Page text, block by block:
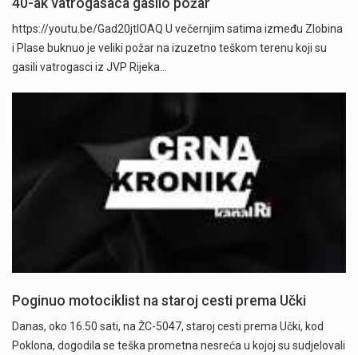
https://youtu.be/Gad20jtIOAQ U večernjim satima između Zlobina
i Plase buknuo je veliki požar na izuzetno teškom terenu koji su
gasili vatrogasci iz JVP Rijeka…
Poginuo motociklist na staroj cesti prema Učki
Danas, oko 16.50 sati, na ŽC-5047, staroj cesti prema Učki, kod
Poklona, dogodila se teška prometna nesreća u kojoj su sudjelovali